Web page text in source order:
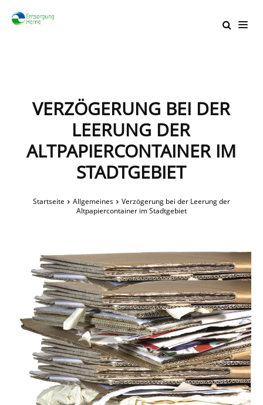
VERZÖGERUNG BEI DER
LEERUNG DER
ALTPAPIERCONTAINER IM
STADTGEBIET
Startseite Allgemeines
Verzögerung bei der Leerung der
Altpapiercontainer im Stadtgebiet